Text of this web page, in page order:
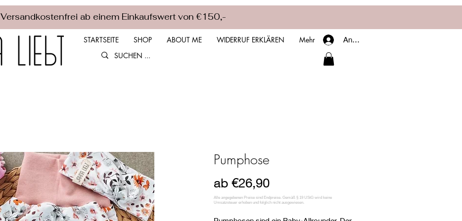
Versandkostenfrei ab einem Einkaufswert von €150,-
STARTSEITE SHOP ABOUT ME WIDERRUF ERKLÄREN Mehr Anmelden
Pumphose
ab €26,90Sale-
Preis